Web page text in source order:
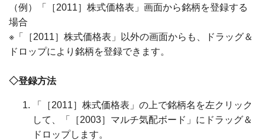
（例）「［2011］株式価格表」画面から銘柄を登録する
場合
※「［2011］株式価格表」以外の画面からも、ドラッグ＆
ドロップにより銘柄を登録できます。
◇登録方法
「［2011］株式価格表」の上で銘柄名を左クリック
して、「［2003］マルチ気配ボード」にドラッグ＆
ドロップします。